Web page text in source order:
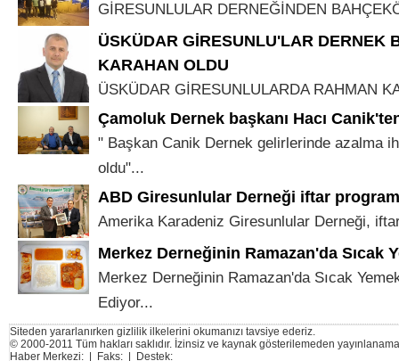
GİRESUNLULAR DERNEĞİNDEN
ÜSKÜDAR GİRESUNLU'LAR DERNEK
KARAHAN OLDU
ÜSKÜDAR GİRESUNLULARDA RAHMAN
Çamoluk Dernek başkanı Hacı
" Başkan Canik Dernek gelirlerinde azalma
oldu"...
ABD Giresunlular Derneği iftar
Amerika Karadeniz Giresunlular Derneği,
Merkez Derneğinin Ramazan'da Sıcak
Merkez Derneğinin Ramazan'da Sıcak
Ediyor...
Siteden yararlanırken gizlilik ilkelerini okumanızı tavsiye ederiz.
© 2000-2011 Tüm hakları saklıdır. İzinsiz ve kaynak gösterilemeden
Haber Merkezi: | Faks: | Destek: